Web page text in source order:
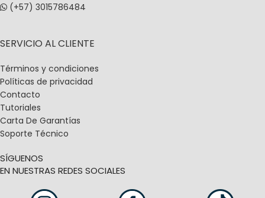
(+57) 3015786484
SERVICIO AL CLIENTE
Términos y condiciones
Políticas de privacidad
Contacto
Tutoriales
Carta De Garantías
Soporte Técnico
SÍGUENOS
EN NUESTRAS REDES SOCIALES